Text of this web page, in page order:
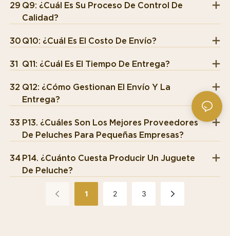
29 Q9: ¿Cuál Es Su Proceso De Control De
Calidad?
30 Q10: ¿Cuál Es El Costo De Envío?
31 Q11: ¿Cuál Es El Tiempo De Entrega?
32 Q12: ¿Cómo Gestionan El Envío Y La
Entrega?
33 P13. ¿Cuáles Son Los Mejores Proveedores
De Peluches Para Pequeñas Empresas?
34 P14. ¿Cuánto Cuesta Producir Un Juguete
De Peluche?
1 2 3